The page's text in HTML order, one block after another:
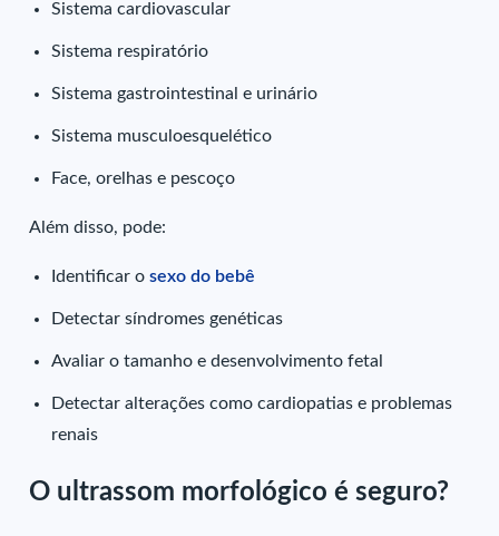
Sistema cardiovascular
Sistema respiratório
Sistema gastrointestinal e urinário
Sistema musculoesquelético
Face, orelhas e pescoço
Além disso, pode:
Identificar o sexo do bebê
Detectar síndromes genéticas
Avaliar o tamanho e desenvolvimento fetal
Detectar alterações como cardiopatias e problemas
renais
O ultrassom morfológico é seguro?